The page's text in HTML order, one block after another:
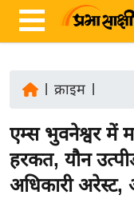
ज़ा
ख
ब
र
क्राइम
एम्स भुवनेश्वर में
हरकत, यौन
अधिकारी